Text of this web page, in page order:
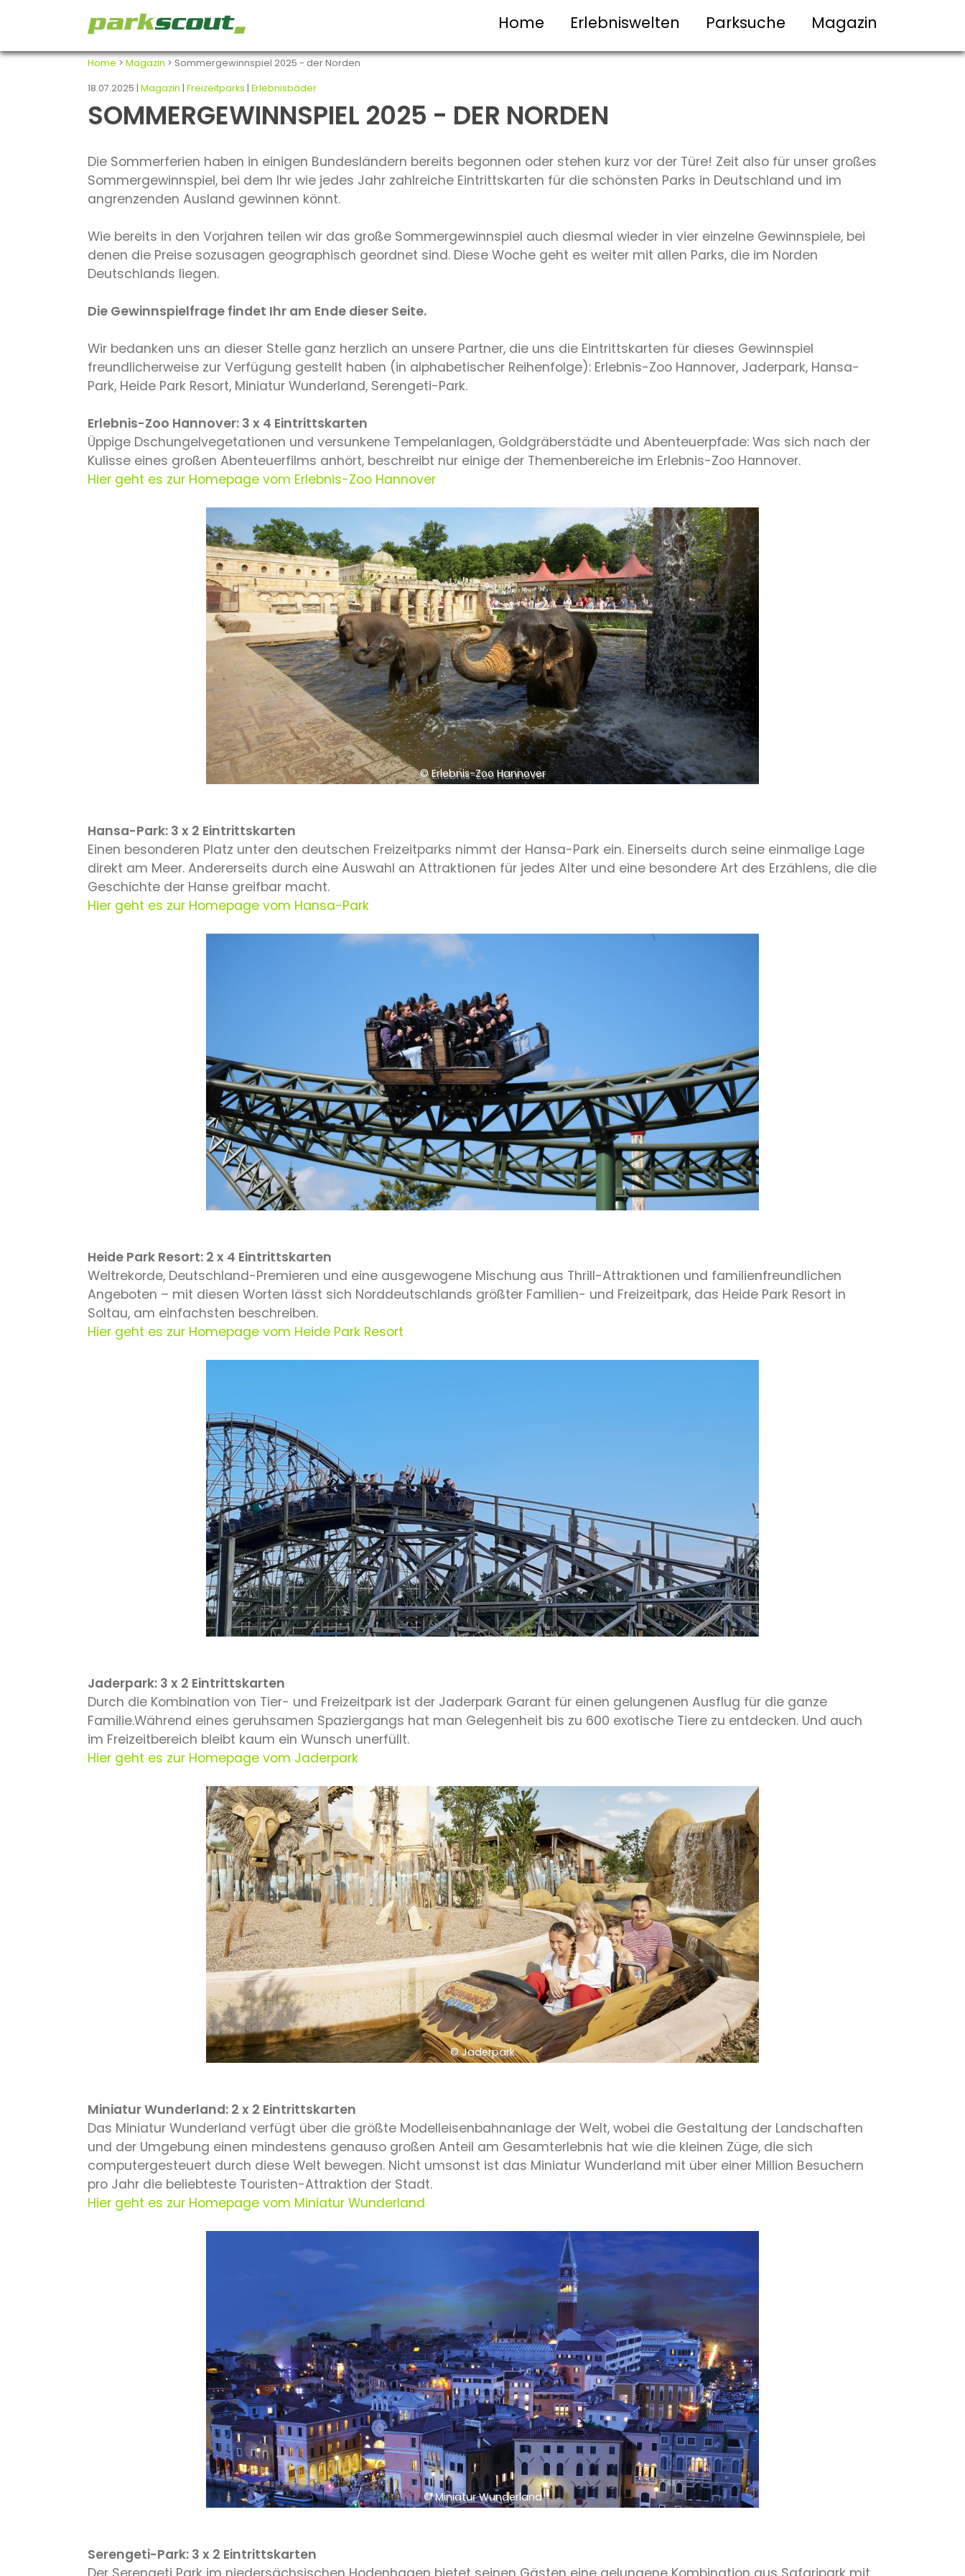
Home Erlebniswelten Parksuche Magazin
Home > Magazin > Sommergewinnspiel 2025 - der Norden
18.07.2025 | Magazin Freizeitparks Erlebnisbäder
SOMMERGEWINNSPIEL 2025 - DER NORDEN
Die Sommerferien haben in einigen Bundesländern bereits begonnen oder stehen kurz vor der Türe! Zeit also für unser großes
Sommergewinnspiel, bei dem Ihr wie jedes Jahr zahlreiche Eintrittskarten für die schönsten Parks in Deutschland und im
angrenzenden Ausland gewinnen könnt.
Wie bereits in den Vorjahren teilen wir das große Sommergewinnspiel auch diesmal wieder in vier einzelne Gewinnspiele, bei
denen die Preise sozusagen geographisch geordnet sind. Diese Woche geht es weiter mit allen Parks, die im Norden
Deutschlands liegen.
Die Gewinnspielfrage findet Ihr am Ende dieser Seite.
Wir bedanken uns an dieser Stelle ganz herzlich an unsere Partner, die uns die Eintrittskarten für dieses Gewinnspiel
freundlicherweise zur Verfügung gestellt haben (in alphabetischer Reihenfolge): Erlebnis-Zoo Hannover, Jaderpark, Hansa-
Park, Heide Park Resort, Miniatur Wunderland, Serengeti-Park.
Erlebnis-Zoo Hannover: 3 x 4 Eintrittskarten
Üppige Dschungelvegetationen und versunkene Tempelanlagen, Goldgräberstädte und Abenteuerpfade: Was sich nach der
Kulisse eines großen Abenteuerfilms anhört, beschreibt nur einige der Themenbereiche im Erlebnis-Zoo Hannover.
Hier geht es zur Homepage vom Erlebnis-Zoo Hannover
© Erlebnis-Zoo Hannover
Hansa-Park: 3 x 2 Eintrittskarten
Einen besonderen Platz unter den deutschen Freizeitparks nimmt der Hansa-Park ein. Einerseits durch seine einmalige Lage
direkt am Meer. Andererseits durch eine Auswahl an Attraktionen für jedes Alter und eine besondere Art des Erzählens, die die
Geschichte der Hanse greifbar macht.
Hier geht es zur Homepage vom Hansa-Park
Heide Park Resort: 2 x 4 Eintrittskarten
Weltrekorde, Deutschland-Premieren und eine ausgewogene Mischung aus Thrill-Attraktionen und familienfreundlichen
Angeboten – mit diesen Worten lässt sich Norddeutschlands größter Familien- und Freizeitpark, das Heide Park Resort in
Soltau, am einfachsten beschreiben.
Hier geht es zur Homepage vom Heide Park Resort
Jaderpark: 3 x 2 Eintrittskarten
Durch die Kombination von Tier- und Freizeitpark ist der Jaderpark Garant für einen gelungenen Ausflug für die ganze
Familie.Während eines geruhsamen Spaziergangs hat man Gelegenheit bis zu 600 exotische Tiere zu entdecken. Und auch
im Freizeitbereich bleibt kaum ein Wunsch unerfüllt.
Hier geht es zur Homepage vom Jaderpark
© Jaderpark
Miniatur Wunderland: 2 x 2 Eintrittskarten
Das Miniatur Wunderland verfügt über die größte Modelleisenbahnanlage der Welt, wobei die Gestaltung der Landschaften
und der Umgebung einen mindestens genauso großen Anteil am Gesamterlebnis hat wie die kleinen Züge, die sich
computergesteuert durch diese Welt bewegen. Nicht umsonst ist das Miniatur Wunderland mit über einer Million Besuchern
pro Jahr die beliebteste Touristen-Attraktion der Stadt.
Hier geht es zur Homepage vom Miniatur Wunderland
© Miniatur Wunderland
Serengeti-Park: 3 x 2 Eintrittskarten